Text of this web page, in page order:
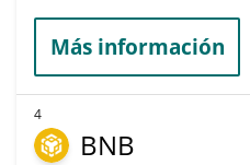
Más información
4
BNB